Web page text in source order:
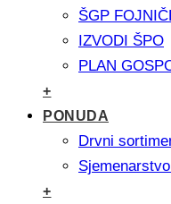
ŠGP
IZVODI ŠPO
PLAN
+
PONUDA
Drvni
+